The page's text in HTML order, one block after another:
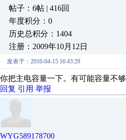
帖子：6帖 | 416回
年度积分：0
历史总积分：1404
注册：2009年10月12日
发表于：2010-04-15 16:43:29
你把主电容量一下。有可能容量不够
回复 引用 举报
WYG589178700